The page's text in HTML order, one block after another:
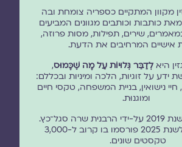
מקוון המתקיים כספריה צומחת ובה
כותבות וכותבים מגוונים המביעים
שירים, תפילות, מסות פרוזה,
אישיים המרחיבים את הדעת.
היאלְדַבֵּר גְּלוּיוֹת עַל מָה שֶׁכָּמוּס,
ידע על זוגיות, הלכה ומיניות ובכללם:
חיי נישואין, בניית המשפחה, טקסי חיים
ומוגנוּת.
המגזין נוסד בשנת 2019 על-ידי הרבנית שרה סגל־כץ.
עם הכניסה לשנת 2025 פורסמו בו קרוב ל-3,000
טקסטים שונים.